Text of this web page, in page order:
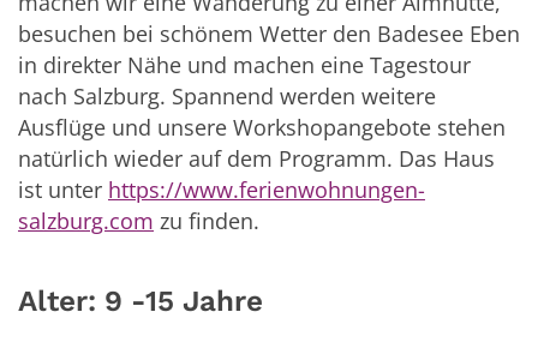
besuchen bei schönem Wetter den Badesee Eben
in direkter Nähe und machen eine Tagestour
nach Salzburg. Spannend werden weitere
Ausflüge und unsere Workshopangebote stehen
natürlich wieder auf dem Programm. Das Haus
ist unter https://www.ferienwohnungen-
salzburg.com zu finden.
Alter: 9 -15 Jahre